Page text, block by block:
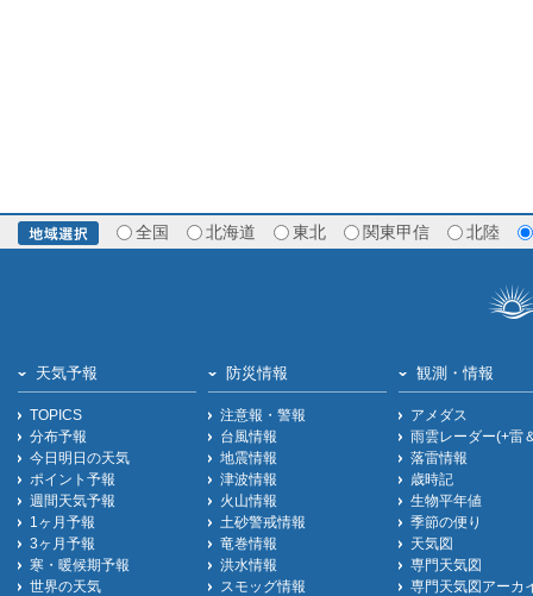
全国 北海道 東北 関東甲信 北陸
天気予報
TOPICS
分布予報
今日明日の天気
ポイント予報
週間天気予報
1ヶ月予報
3ヶ月予報
寒・暖候期予報
世界の天気
防災情報
注意報・警報
台風情報
地震情報
津波情報
火山情報
土砂警戒情報
竜巻情報
洪水情報
スモッグ情報
観測・情報
アメダス
雨雲レーダー(+雷
落雷情報
歳時記
生物平年値
季節の便り
天気図
専門天気図
専門天気図アーカ